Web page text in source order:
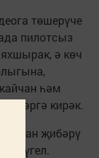
төшерүче
пилотсыз
ә көч
һәм
итәргә кирәк.
җибәрү
түгел.